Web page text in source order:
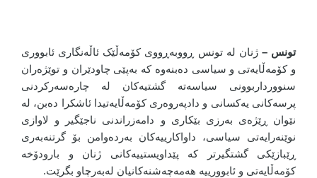
تونس – ژنان لە تونس ڕووبەڕووی کۆمەڵێک ئاڵەنگاری ئابووری
و کۆمەڵایەتی و سیاسی دەبنەوە کە بەپێی چاودێران و توێژەران
سنوورداربوونی سیاسەتە گشتیەکان لە چارەسەرکردنی
پرسەکانی یەکسانی و دادپەروەری کۆمەڵایەتیدا ئاشکرا دەبن، لە
نێوان ڕێژەی بەرزی بێکاری و دامەزراندنی ناجێگیر و لاوازی
نوێنەرایەتی سیاسی، داواکارییەکان بەردەوامن بۆ گرتنەبەری
ڕێبازێکی گشتگیرتر کە پێداویستییەکانی ژنان و بارودۆخە
کۆمەڵایەتی و ئابوورییە هەمەچەشنەکانیان لەبەرچاو بگرێت.